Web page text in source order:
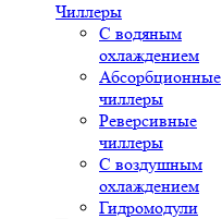
Чиллеры
С водяным
охлаждением
Абсорбционные
чиллеры
Реверсивные
чиллеры
С воздушным
охлаждением
Гидромодули